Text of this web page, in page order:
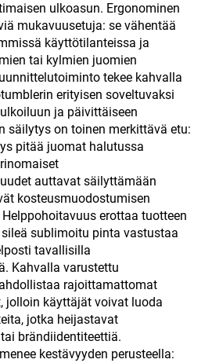
ulkoasun. Ergonominen
mukavuusetuja: se vähentää
käyttötilanteissa ja
tai kylmien juomien
tekee kahvalla
erityisen soveltuvaksi
ja päivittäiseen
säilytys on toinen merkittävä etu:
pitää juomat halutussa
auttavat säilyttämään
kosteusmuodostumisen
erottaa tuotteen
sublimoitu pinta vastustaa
tavallisilla
Kahvalla varustettu
rajoittamattomat
jolloin käyttäjät voivat luoda
jotka heijastavat
brändiidentiteettiä.
kestävyyden perusteella: